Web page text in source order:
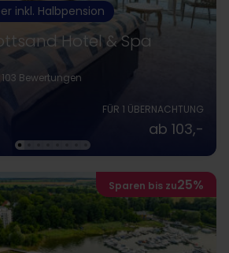
inkl. Halbpension
Hotel & Spa
103 Bewertungen
FÜR 1 ÜBERNACHTUNG
ab 103,-
Sparen bis zu25%